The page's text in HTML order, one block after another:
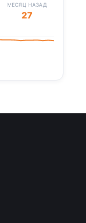
МЕСЯЦ НАЗАД
27